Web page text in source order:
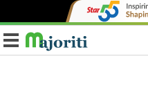
Toggle navigation